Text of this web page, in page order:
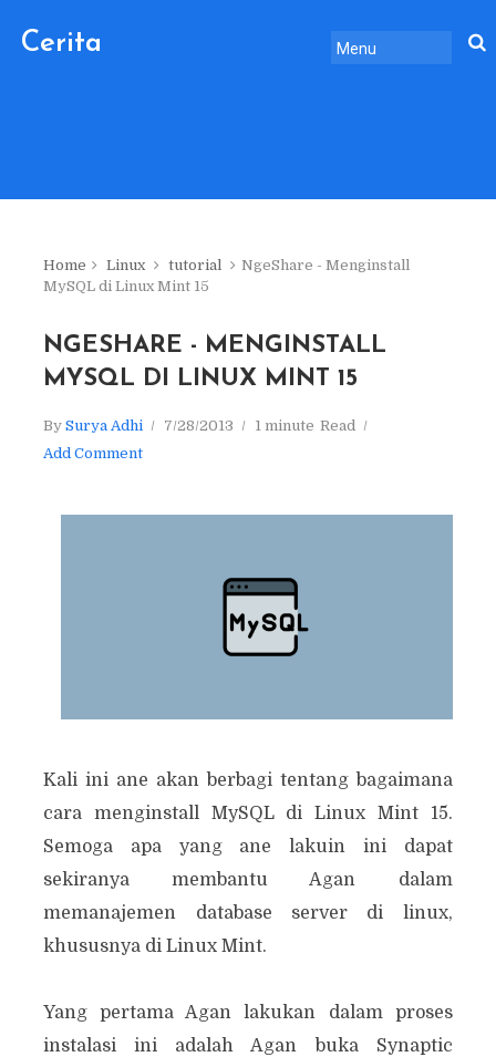
Cerita
Home Linux tutorial
NgeShare - Menginstall
MySQL di Linux Mint 15
NGESHARE - MENGINSTALL
MYSQL DI LINUX MINT 15
BySurya Adhi 7/28/2013 1 minute Read
Add Comment
Kali ini ane akan berbagi tentang bagaimana
cara menginstall MySQL di Linux Mint 15.
Semoga apa yang ane lakuin ini dapat
sekiranya membantu Agan dalam
memanajemen database server di linux,
khususnya di Linux Mint.
Yang pertama Agan lakukan dalam proses
instalasi ini adalah Agan buka Synaptic